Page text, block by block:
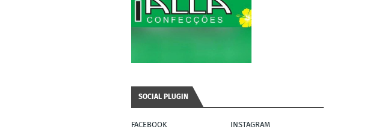
SOCIAL PLUGIN
FACEBOOK
INSTAGRAM